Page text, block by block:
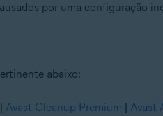
por uma configuração
abaixo:
| Avast Cleanup Premium | Avast